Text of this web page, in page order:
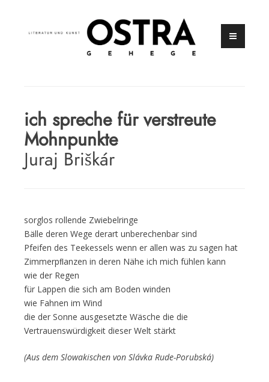
Inhalt
ich spreche für verstreute
Mohnpunkte
Juraj Briškár
sorglos rollende Zwiebelringe
Bälle deren Wege derart unberechenbar sind
Pfeifen des Teekessels wenn er allen was zu sagen hat
Zimmerpﬂanzen in deren Nähe ich mich fühlen kann
wie der Regen
für Lappen die sich am Boden winden
wie Fahnen im Wind
die der Sonne ausgesetzte Wäsche die die
Vertrauenswürdigkeit dieser Welt stärkt
(Aus dem Slowakischen von Slávka Rude-Porubská)